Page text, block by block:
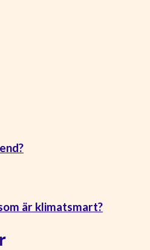
är klimatsmart?